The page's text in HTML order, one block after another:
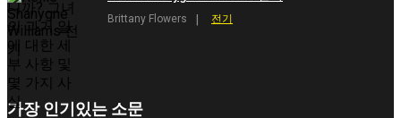
Brittany Flowers 전기
가장 인기있는 소문